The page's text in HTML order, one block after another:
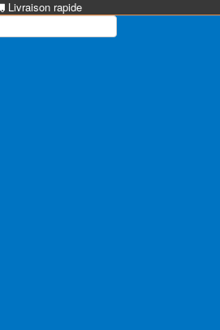
Livraison rapide